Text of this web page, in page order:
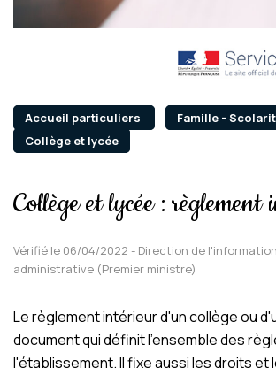
Accueil particuliers
Famille -
Collège et lycée
Collège et lycée : règlement
Vérifié le 06/04/2022 - Direction de
administrative (Premier ministre)
Le règlement intérieur d'un collège ou
document qui définit l'ensemble des
l'établissement. Il fixe aussi les droits et